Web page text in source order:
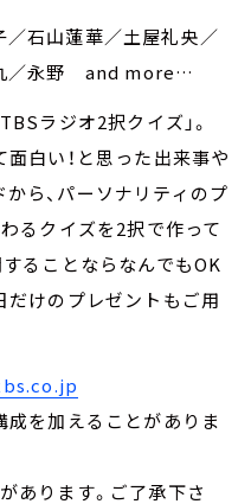
石山蓮華／土屋礼央／
／永野 and more…
ラジオ2択クイズ」。
白い！と思った出来事や
ら、パーソナリティのプ
るクイズを2択で作って
ることならなんでもOK
だけのプレゼントもご用
成を加えることがありま
あります。ご了承下さ